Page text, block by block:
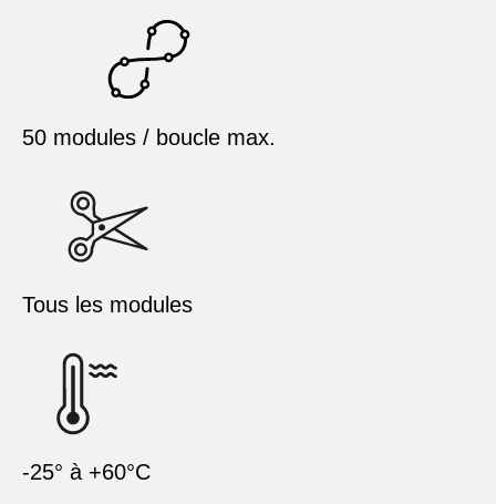
50 modules / boucle max.
Tous les modules
-25° à +60°C